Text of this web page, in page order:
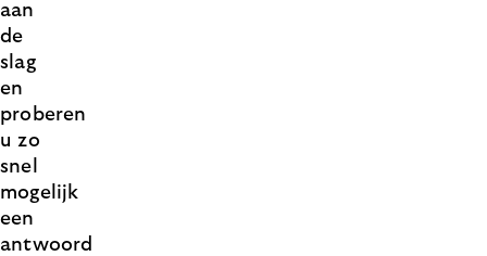
aan
de
slag
en
proberen
u zo
snel
mogelijk
een
antwoord